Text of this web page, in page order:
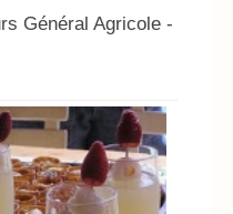
Général Agricole -